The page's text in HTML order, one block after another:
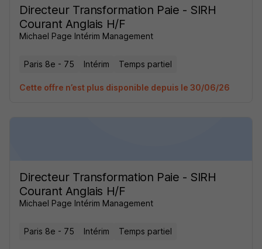
Directeur Transformation Paie - SIRH
Courant Anglais H/F
Michael Page Intérim Management
Paris 8e - 75 Intérim Temps partiel
Cette offre n’est plus disponible depuis le 30/06/26
Directeur Transformation Paie - SIRH
Courant Anglais H/F
Michael Page Intérim Management
Paris 8e - 75 Intérim Temps partiel